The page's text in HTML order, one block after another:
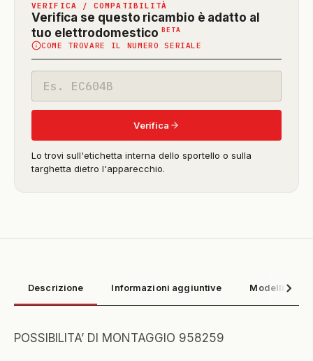
VERIFICA / COMPATIBILITÀ
Verifica se questo ricambio è adatto al
tuo elettrodomestico BETA
in
beta)
COME TROVARE IL NUMERO SERIALE
modello
Verifica
Lo trovi sull'etichetta interna dello sportello o sulla
targhetta dietro l'apparecchio.
Descrizione Informazioni aggiuntive Modelli
POSSIBILITA’ DI MONTAGGIO 958259